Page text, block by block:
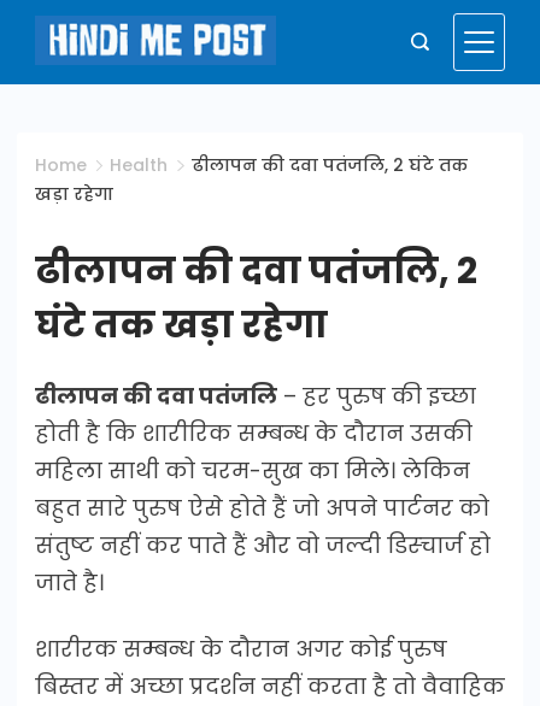
Skip
content
Hindi
Me
Post
Home Health
ढीलापन की दवा पतंजलि, 2 घंटे तक
खड़ा रहेगा
ढीलापन की दवा पतंजलि, 2
घंटे तक खड़ा रहेगा
ढीलापन की दवा पतंजलि – हर पुरुष की इच्छा
होती है कि शारीरिक सम्बन्ध के दौरान उसकी
महिला साथी को चरम-सुख का मिले। लेकिन
बहुत सारे पुरुष ऐसे होते हैं जो अपने पार्टनर को
संतुष्ट नहीं कर पाते हैं और वो जल्दी डिस्चार्ज हो
जाते है।
शारीरक सम्बन्ध के दौरान अगर कोई पुरुष
बिस्तर में अच्छा प्रदर्शन नहीं करता है तो वैवाहिक